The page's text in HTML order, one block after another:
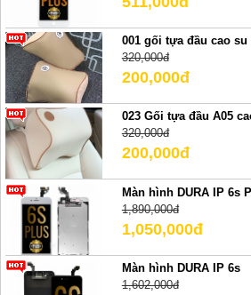
001 gối tựa đầu cao
320,000đ
200,000đ
023 Gối tựa đầu A05
320,000đ
200,000đ
Màn hình DURA IP 6s
1,890,000đ
1,050,000đ
Màn hình DURA IP 6s
1,602,000đ